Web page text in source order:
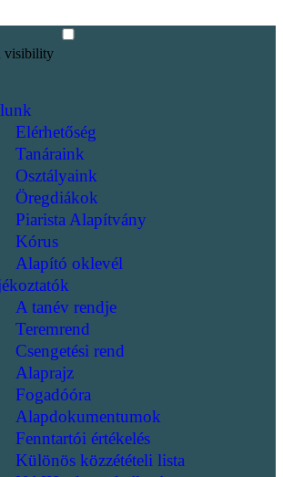
visibility
Elérhetőség
Tanáraink
Osztályaink
Öregdiákok
Piarista Alapítvány
Kórus
Alapító oklevél
A tanév rendje
Teremrend
Csengetési rend
Alaprajz
Fogadóóra
Alapdokumentumok
Fenntartói értékelés
Különös közzétételi lista